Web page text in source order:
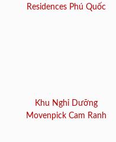
Residences Phú Quốc
Khu Nghỉ Dưỡng
Movenpick Cam Ranh